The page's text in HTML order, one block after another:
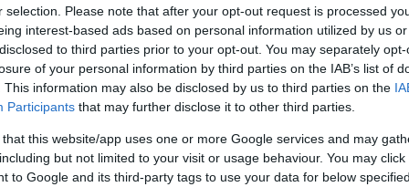
selection. Please note that after your opt-out request is processed
interest-based ads based on personal information utilized by us
to third parties prior to your opt-out. You may separately
of your personal information by third parties on the IAB’s list of
This information may also be disclosed by us to third parties on the
Participants that may further disclose it to other third parties.
that this website/app uses one or more Google services and may
but not limited to your visit or usage behaviour. You may
to Google and its third-party tags to use your data for below
manche Jugendliche nicht zur Hochschulausbildung
auch vor, dass plötzlich einige vielversprechende
oder Geistliche in Hintergrundbüros
Viele Menschen hatten das
was sie taten oder sagten, und deshalb versuchten
dass Bürger es waren